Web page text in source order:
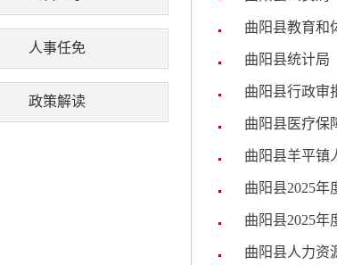
人事任免
政策解读
曲阳县教育和
曲阳县统计局
曲阳县行政审
曲阳县医疗保
曲阳县羊平镇
曲阳县2025年
曲阳县2025年
曲阳县人力资